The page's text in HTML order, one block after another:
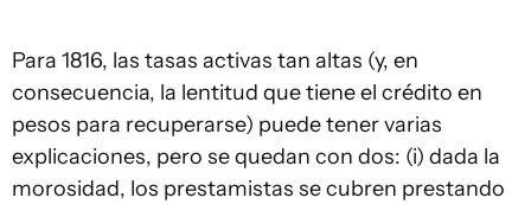
Para 1816, las tasas activas tan altas (y, en
consecuencia, la lentitud que tiene el crédito en
pesos para recuperarse) puede tener varias
explicaciones, pero se quedan con dos: (i) dada la
morosidad, los prestamistas se cubren prestando